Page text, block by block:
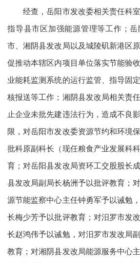
经查，岳阳市发改委相关责任科室
指导县市区加强能源管理等工作；
市、湘阴县发改局以及城陵矶新港区
促推动本辖区内项目单位落实节能验
业能耗监测系统的运行监管、指导固
核报送等工作；湘阴县发改局相关责
止企业未批先建违法行为，造成不良
限，对岳阳市发改委资源节约和环境
批科原副科长（现任粮食产业发展科
育；对岳阳县发改局资环工交股股长
县发改局副局长杨洲予以批评教育；
源节能监察中心主任钟勇军予以诫勉
长梅少芳予以批评教育；对汨罗市发
长赵鸿伟予以诫勉，对汨罗市发改局
教育；对湘阴县发改局能源服务中心